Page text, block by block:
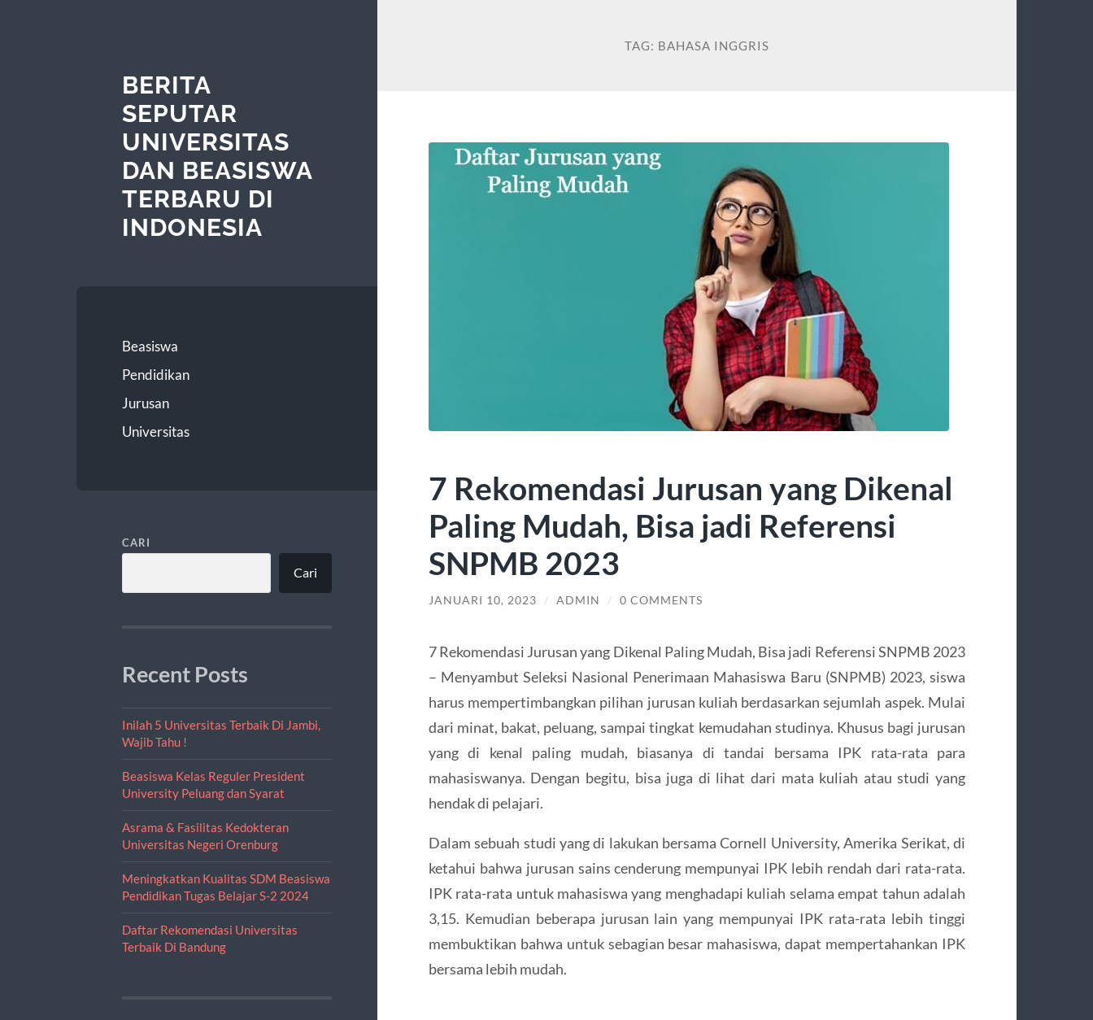
BERITA
SEPUTAR
UNIVERSITAS
DAN BEASISWA
TERBARU DI
INDONESIA
Beasiswa
Pendidikan
Jurusan
Universitas
CARI
Cari
Recent Posts
Inilah 5 Universitas Terbaik Di Jambi,
Wajib Tahu !
Beasiswa Kelas Reguler President
University Peluang dan Syarat
Asrama & Fasilitas Kedokteran
Universitas Negeri Orenburg
Meningkatkan Kualitas SDM Beasiswa
Pendidikan Tugas Belajar S-2 2024
Daftar Rekomendasi Universitas
Terbaik Di Bandung
TAG: BAHASA INGGRIS
7 Rekomendasi Jurusan yang Dikenal
Paling Mudah, Bisa jadi Referensi
SNPMB 2023
JANUARI 10, 2023 / ADMIN / 0 COMMENTS
7 Rekomendasi Jurusan yang Dikenal Paling Mudah, Bisa jadi Referensi SNPMB 2023
– Menyambut Seleksi Nasional Penerimaan Mahasiswa Baru (SNPMB) 2023, siswa
harus mempertimbangkan pilihan jurusan kuliah berdasarkan sejumlah aspek. Mulai
dari minat, bakat, peluang, sampai tingkat kemudahan studinya. Khusus bagi jurusan
yang di kenal paling mudah, biasanya di tandai bersama IPK rata-rata para
mahasiswanya. Dengan begitu, bisa juga di lihat dari mata kuliah atau studi yang
hendak di pelajari.
Dalam sebuah studi yang di lakukan bersama Cornell University, Amerika Serikat, di
ketahui bahwa jurusan sains cenderung mempunyai IPK lebih rendah dari rata-rata.
IPK rata-rata untuk mahasiswa yang menghadapi kuliah selama empat tahun adalah
3,15. Kemudian beberapa jurusan lain yang mempunyai IPK rata-rata lebih tinggi
membuktikan bahwa untuk sebagian besar mahasiswa, dapat mempertahankan IPK
bersama lebih mudah.